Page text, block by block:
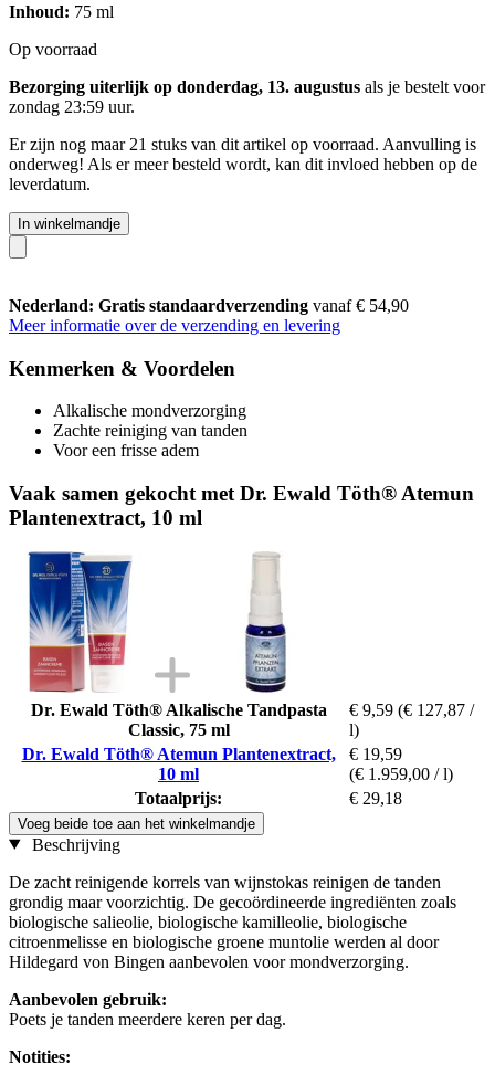
Inhoud: 75 ml
Op voorraad
Bezorging uiterlijk op donderdag, 13. augustus als je bestelt voor
zondag 23:59 uur.
Er zijn nog maar 21 stuks van dit artikel op voorraad. Aanvulling is
onderweg! Als er meer besteld wordt, kan dit invloed hebben op de
leverdatum.
In winkelmandje
Nederland: Gratis standaardverzending vanaf € 54,90
Meer informatie over de verzending en levering
Kenmerken & Voordelen
Alkalische mondverzorging
Zachte reiniging van tanden
Voor een frisse adem
Vaak samen gekocht met Dr. Ewald Töth® Atemun
Plantenextract, 10 ml
Dr. Ewald Töth® Alkalische Tandpasta
Classic, 75 ml
€ 9,59 (€ 127,87 /
l)
Dr. Ewald Töth® Atemun Plantenextract,
10 ml
€ 19,59
(€ 1.959,00 / l)
Totaalprijs:
€ 29,18
Voeg beide toe aan het winkelmandje
Beschrijving
De zacht reinigende korrels van wijnstokas reinigen de tanden
grondig maar voorzichtig. De gecoördineerde ingrediënten zoals
biologische salieolie, biologische kamilleolie, biologische
citroenmelisse en biologische groene muntolie werden al door
Hildegard von Bingen aanbevolen voor mondverzorging.
Aanbevolen gebruik:
Poets je tanden meerdere keren per dag.
Notities: